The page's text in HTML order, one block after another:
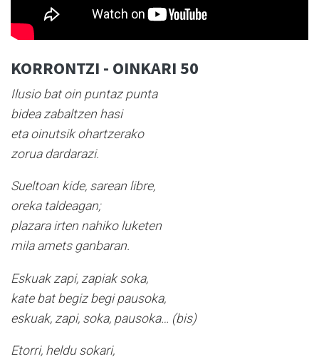
KORRONTZI - OINKARI 50
Ilusio bat oin puntaz punta
bidea zabaltzen hasi
eta oinutsik ohartzerako
zorua dardarazi.
Sueltoan kide, sarean libre,
oreka taldeagan;
plazara irten nahiko luketen
mila amets ganbaran.
Eskuak zapi, zapiak soka,
kate bat begiz begi pausoka,
eskuak, zapi, soka, pausoka… (bis)
Etorri, heldu sokari,